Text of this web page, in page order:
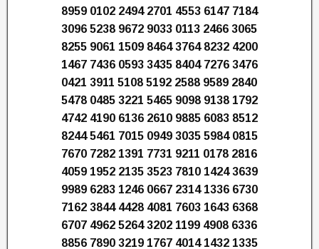
8959 0102 2494 2701 4553 6147 7184
3096 5238 9672 9033 0113 2466 3065
8255 9061 1509 8464 3764 8232 4200
1467 7436 0593 3435 8404 7276 3476
0421 3911 5108 5192 2588 9589 2840
5478 0485 3221 5465 9098 9138 1792
4742 4190 6136 2610 9885 6083 8512
8244 5461 7015 0949 3035 5984 0815
7670 7282 1391 7731 9211 0178 2816
4059 1952 2135 3523 7810 1424 3639
9989 6283 1246 0667 2314 1336 6730
7162 3844 4428 4081 7603 1643 6368
6707 4962 5264 3202 1199 4908 6336
8856 7890 3219 1767 4014 1432 1335